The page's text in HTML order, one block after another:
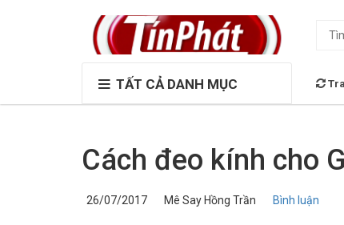
TẤT CẢ DANH MỤC
Cách đeo kính cho
26/07/2017 Mê Say Hồng Trần Bình luận